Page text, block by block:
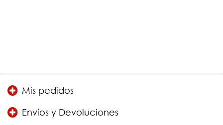
Mis pedidos
Envíos y Devoluciones